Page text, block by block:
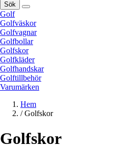
Sök
Golf
Golfväskor
Golfvagnar
Golfbollar
Golfskor
Golfkläder
Golfhandskar
Golftillbehör
Varumärken
Hem
/ Golfskor
Golfskor